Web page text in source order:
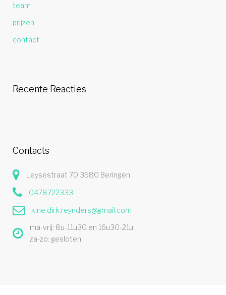
team
prijzen
contact
Recente Reacties
Contacts
Leysestraat 70 3580 Beringen
0478722333
kine.dirk.reynders@gmail.com
ma-vrij: 8u-11u30 en 16u30-21u
za-zo: gesloten